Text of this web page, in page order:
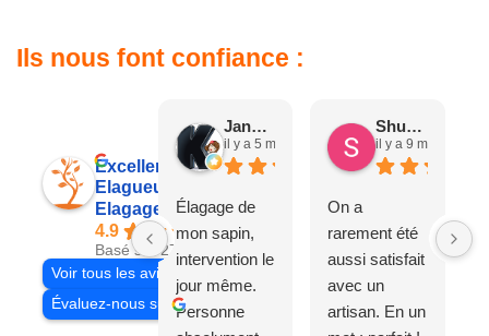
Ils nous font confiance :
Excellent
Elagueur 77
Elagage Villiers
4.9
Basé sur 27 avis
Voir tous les avis
Évaluez-nous sur
Jane D.
il y a 5 mois
Élagage de
mon sapin,
intervention le
jour même.
Personne
Shuang & Jean K.
il y a 9 mois
On a
rarement été
aussi satisfait
avec un
artisan. En un